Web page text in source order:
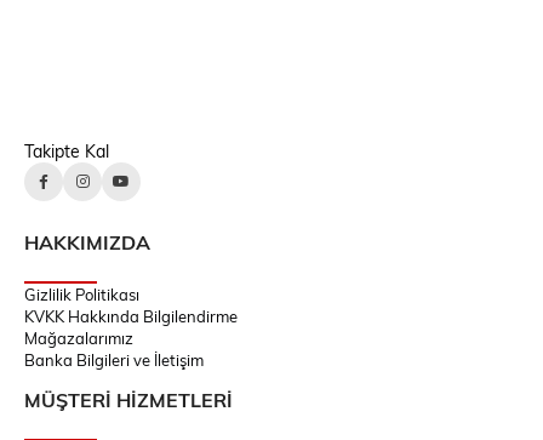
Takipte Kal
HAKKIMIZDA
Gizlilik Politikası
KVKK Hakkında Bilgilendirme
Mağazalarımız
Banka Bilgileri ve İletişim
MÜŞTERİ HİZMETLERİ